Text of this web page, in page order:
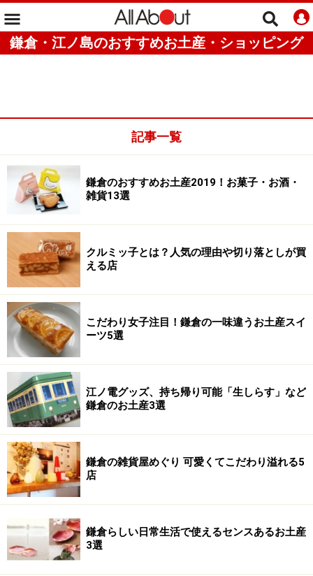
鎌倉・江ノ島のおすすめお土産・ショッピング
記事一覧
鎌倉のおすすめお土産2019！お菓子・お酒・
雑貨13選
クルミッ子とは？人気の理由や切り落としが買
える店
こだわり女子注目！鎌倉の一味違うお土産スイ
ーツ5選
江ノ電グッズ、持ち帰り可能「生しらす」など
鎌倉のお土産3選
鎌倉の雑貨屋めぐり 可愛くてこだわり溢れる5
店
鎌倉らしい日常生活で使えるセンスあるお土産
3選